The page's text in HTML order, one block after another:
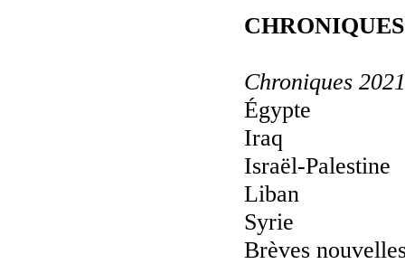
CHRONIQUES
Chroniques 2021
Égypte
Iraq
Israël-Palestine
Liban
Syrie
Brèves